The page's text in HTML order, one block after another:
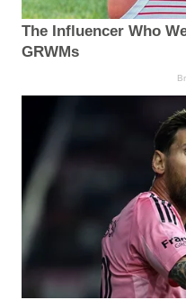
The Influencer Who
GRWMs